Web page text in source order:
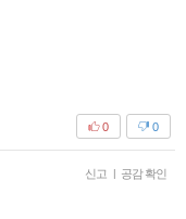
0
0
신고 | 공감 확인